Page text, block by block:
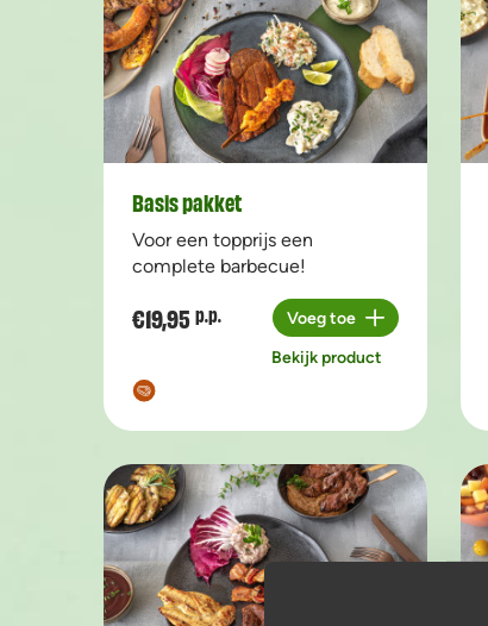
Basis pakket
Voor een topprijs een
complete barbecue!
€19,95 p.p.
Aantal
Voeg toe
Bekijk product